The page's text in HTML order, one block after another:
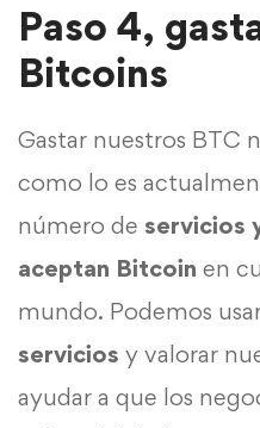
Paso 4,
Bitcoins
Gastar nuestros BTC
como lo es
número de servicios
aceptan Bitcoin en
mundo. Podemos
servicios y valorar
ayudar a que los